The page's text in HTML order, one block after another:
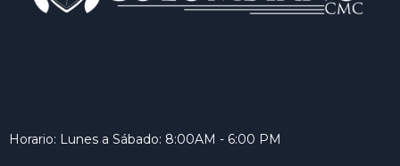
Horario: Lunes a Sábado: 8:00AM - 6:00 PM